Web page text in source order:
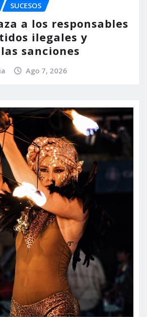
SUCESOS
a los responsables
ilegales y
sanciones
Ago 7, 2026